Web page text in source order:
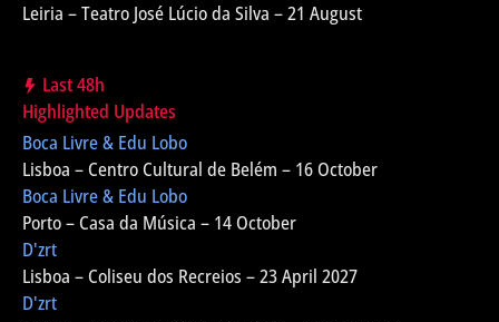
Leiria – Teatro José Lúcio da Silva – 21 August
Last 48h
Highlighted Updates
Boca Livre & Edu Lobo
Lisboa – Centro Cultural de Belém – 16 October
Boca Livre & Edu Lobo
Porto – Casa da Música – 14 October
D'zrt
Lisboa – Coliseu dos Recreios – 23 April 2027
D'zrt